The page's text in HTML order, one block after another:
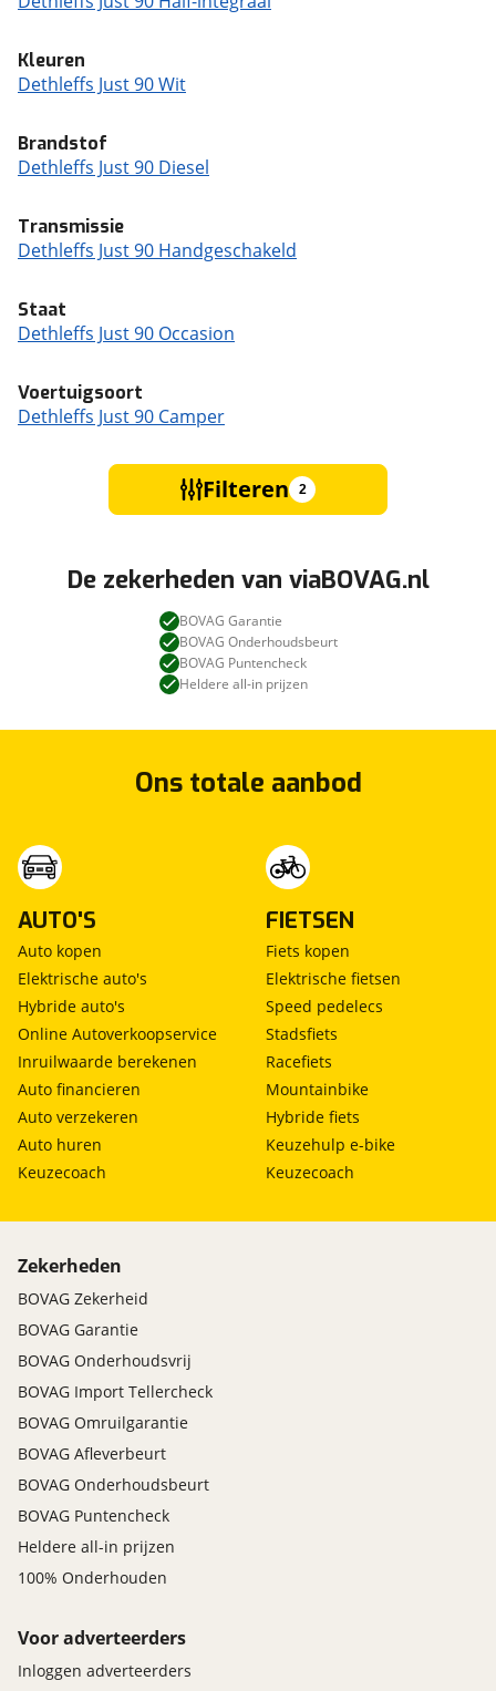
Kleuren
Dethleffs Just 90 Wit
Brandstof
Dethleffs Just 90 Diesel
Transmissie
Dethleffs Just 90 Handgeschakeld
Staat
Dethleffs Just 90 Occasion
Voertuigsoort
Dethleffs Just 90 Camper
Filteren 2
De zekerheden van viaBOVAG.nl
BOVAG Garantie
BOVAG Onderhoudsbeurt
BOVAG Puntencheck
Heldere all-in prijzen
Ons totale aanbod
AUTO'S
Auto kopen
Elektrische auto's
Hybride auto's
Online Autoverkoopservice
Inruilwaarde berekenen
Auto financieren
Auto verzekeren
Auto huren
Keuzecoach
FIETSEN
Fiets kopen
Elektrische fietsen
Speed pedelecs
Stadsfiets
Racefiets
Mountainbike
Hybride fiets
Keuzehulp e-bike
Keuzecoach
Zekerheden
BOVAG Zekerheid
BOVAG Garantie
BOVAG Onderhoudsvrij
BOVAG Import Tellercheck
BOVAG Omruilgarantie
BOVAG Afleverbeurt
BOVAG Onderhoudsbeurt
BOVAG Puntencheck
Heldere all-in prijzen
100% Onderhouden
Voor adverteerders
Inloggen adverteerders